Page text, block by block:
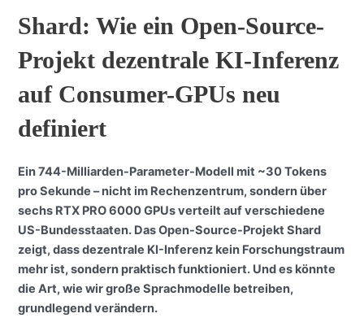
Shard: Wie ein Open-Source-
Projekt dezentrale KI-Inferenz
auf Consumer-GPUs neu
definiert
Ein 744-Milliarden-Parameter-Modell mit ~30 Tokens
pro Sekunde – nicht im Rechenzentrum, sondern über
sechs RTX PRO 6000 GPUs verteilt auf verschiedene
US-Bundesstaaten. Das Open-Source-Projekt Shard
zeigt, dass dezentrale KI-Inferenz kein Forschungstraum
mehr ist, sondern praktisch funktioniert. Und es könnte
die Art, wie wir große Sprachmodelle betreiben,
grundlegend verändern.